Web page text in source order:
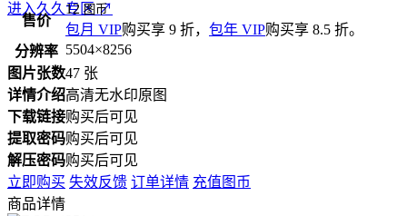
进入久久专区↗
售价
12图币
包月 VIP购买享 9 折， 包年 VIP购买享 8.5 折。
分辨率 5504×8256
图片张数47 张
详情介绍高清无水印原图
下载链接购买后可见
提取密码购买后可见
解压密码购买后可见
立即购买 失效反馈 订单详情 充值图币
商品详情